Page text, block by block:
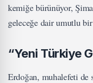
kemiğe bürünüyor,
geleceğe dair umutlu
“Yeni Türkiye
Erdoğan, muhalefeti